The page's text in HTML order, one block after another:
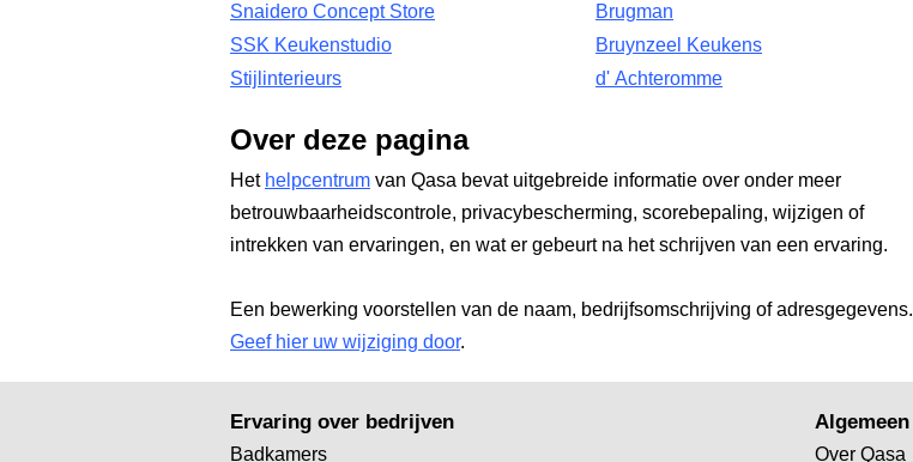
Snaidero Concept Store
SSK Keukenstudio
Stijlinterieurs
Brugman
Bruynzeel Keukens
d' Achteromme
Over deze pagina
Het helpcentrum van Qasa bevat uitgebreide informatie over onder meer
betrouwbaarheidscontrole, privacybescherming, scorebepaling, wijzigen of
intrekken van ervaringen, en wat er gebeurt na het schrijven van een ervaring.
Een bewerking voorstellen van de naam, bedrijfsomschrijving of adresgegevens.
Geef hier uw wijziging door.
Ervaring over bedrijven
Badkamers
Algemeen
Over Qasa